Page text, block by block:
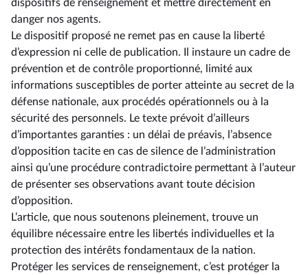
dispositifs de renseignement et mettre directement en
danger nos agents.
Le dispositif proposé ne remet pas en cause la liberté
d’expression ni celle de publication. Il instaure un cadre de
prévention et de contrôle proportionné, limité aux
informations susceptibles de porter atteinte au secret de la
défense nationale, aux procédés opérationnels ou à la
sécurité des personnels. Le texte prévoit d’ailleurs
d’importantes garanties : un délai de préavis, l’absence
d’opposition tacite en cas de silence de l’administration
ainsi qu’une procédure contradictoire permettant à l’auteur
de présenter ses observations avant toute décision
d’opposition.
L’article, que nous soutenons pleinement, trouve un
équilibre nécessaire entre les libertés individuelles et la
protection des intérêts fondamentaux de la nation.
Protéger les services de renseignement, c’est protéger la